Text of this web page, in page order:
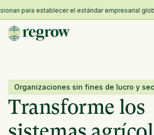
para establecer el estándar empresarial
Organizaciones sin fines de lucro y
Transforme los